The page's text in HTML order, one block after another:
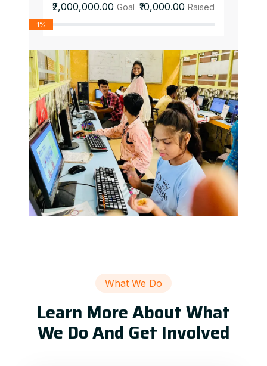
₹2,000,000.00 Goal ₹10,000.00 Raised
1%
What We Do
Learn More About What
We Do And Get Involved